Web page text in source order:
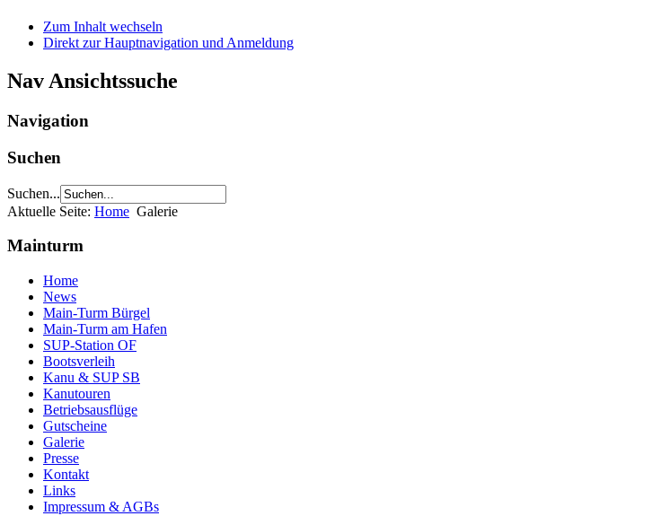
Zum Inhalt wechseln
Direkt zur Hauptnavigation und Anmeldung
Nav Ansichtssuche
Navigation
Suchen
Suchen...
Aktuelle Seite: Home Galerie
Mainturm
Home
News
Main-Turm Bürgel
Main-Turm am Hafen
SUP-Station OF
Bootsverleih
Kanu & SUP SB
Kanutouren
Betriebsausflüge
Gutscheine
Galerie
Presse
Kontakt
Links
Impressum & AGBs